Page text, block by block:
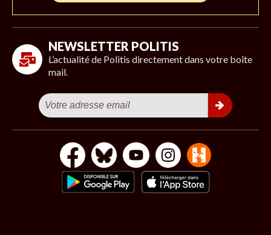
NEWSLETTER POLITIS
L’actualité de Politis directement dans votre boîte
mail.